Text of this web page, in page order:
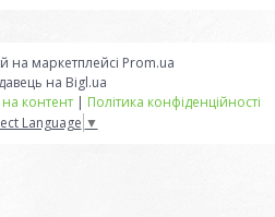
на маркетплейсі Prom.ua
на Bigl.ua
контент | Політика конфіденційності
Language ▼